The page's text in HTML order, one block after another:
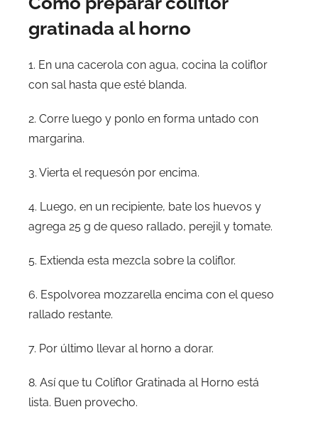
gratinada al horno
1. En una cacerola con agua, cocina la coliflor
con sal hasta que esté blanda.
2. Corre luego y ponlo en forma untado con
margarina.
3. Vierta el requesón por encima.
4. Luego, en un recipiente, bate los huevos y
agrega 25 g de queso rallado, perejil y tomate.
5. Extienda esta mezcla sobre la coliflor.
6. Espolvorea mozzarella encima con el queso
rallado restante.
7. Por último llevar al horno a dorar.
8. Así que tu Coliflor Gratinada al Horno está
lista. Buen provecho.